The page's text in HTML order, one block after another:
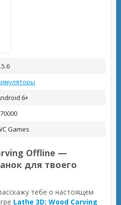
6+
Games
Offline —
для твоего
тебе о настоящем
Lathe 3D: Wood Carving